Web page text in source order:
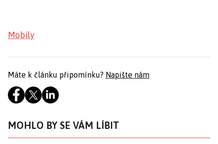
Mobily
Máte k článku připomínku? Napište nám
MOHLO BY SE VÁM LÍBIT